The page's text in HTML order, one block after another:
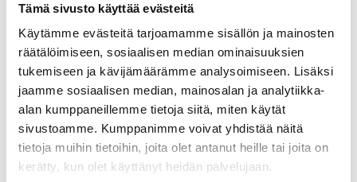
Tämä sivusto käyttää evästeitä
Käytämme evästeitä tarjoamamme sisällön ja mainosten
räätälöimiseen, sosiaalisen median ominaisuuksien
tukemiseen ja kävijämäärämme analysoimiseen. Lisäksi
jaamme sosiaalisen median, mainosalan ja analytiikka-
alan kumppaneillemme tietoja siitä, miten käytät
sivustoamme. Kumppanimme voivat yhdistää näitä
tietoja muihin tietoihin, joita olet antanut heille tai joita on
kerätty, kun olet käyttänyt heidän palvelujaan.
Saman kaapelin eri versiot
Ketjukaapeli KAWEFLEX 6120 SK-
PUR UL/CSA 4G1,5 (AWG16)
Ketjukaapeli KAWEFLEX 6120 SK-